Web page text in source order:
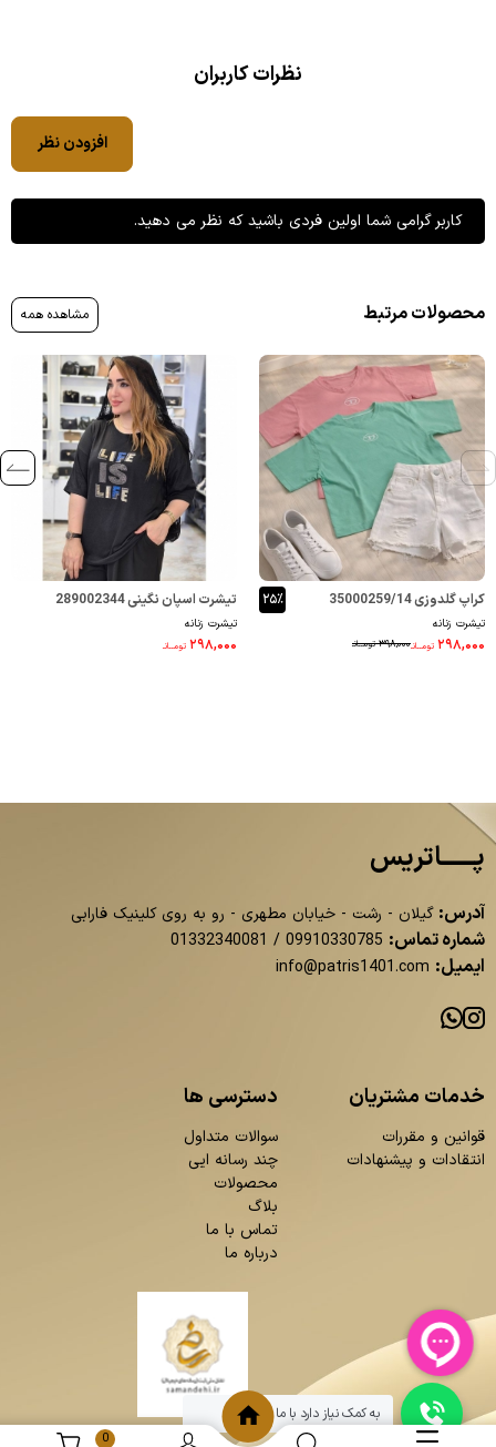
نظرات کاربران
افزودن نظر
کاربر گرامی شما اولین فردی باشید که نظر می دهید.
محصولات مرتبط مشاهده همه
کراپ گلدوزی 35000259/14
تیشرت زنانه
۳۹۸,۰۰۰ تومــانـ ۲۹۸,۰۰۰ تومــانـ
۲۵٪ تیشرت اسپان نگینی 289002344
تیشرت زنانه
۲۹۸,۰۰۰ تومــانـ
پــــــاتریس
آدرس: گیلان - رشت - خیابان مطهری - رو به روی کلینیک فارابی
شماره تماس: 09910330785
/
01332340081
ایمیل: info@patris1401.com
خدمات مشتریان
قوانین و مقررات
انتقادات و پیشنهادات
دسترسی ها
سوالات متداول
چند رسانه ایی
محصولات
بلاگ
تماس با ما
درباره ما
0
به کمک نیاز دارد با ما چت کنید